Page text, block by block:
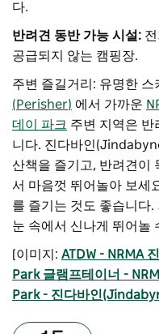
다.
반려견 동반 가능 시설:
공급되지 않는 캠핑장.
주변 즐길거리: 유명한 스
(Perisher) 에서 가까운
데이 파크 주변 지역은 반
니다. 진다바인
산책을 즐기고, 반려견이
서 마음껏 뛰어놀아 보세
를 즐기는 것도 좋습니다.
눈 속에서 신나게 뛰어놀
[이미지: ATDW - NRMA
Park 글램프테이너 -
Park - 진다바인